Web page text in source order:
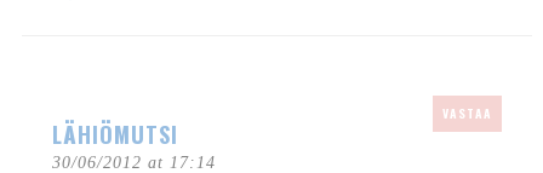
LÄHIÖMUTSI
30/06/2012 at 17:14
VASTAA